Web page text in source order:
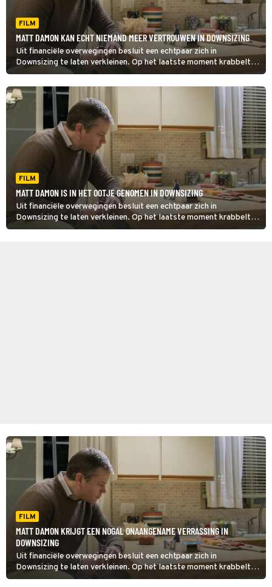
FILM
MATT DAMON KAN ECHT NIEMAND MEER VERTROUWEN IN DOWNSIZING
Uit financiële overwegingen besluit een echtpaar zich in
Downsizing te laten verkleinen. Op het laatste moment krabbelt
de vrouw terug.
FILM
MATT DAMON IS IN HET OOTJE GENOMEN IN DOWNSIZING
Uit financiële overwegingen besluit een echtpaar zich in
Downsizing te laten verkleinen. Op het laatste moment krabbelt
de vrouw terug.
FILM
MATT DAMON KRIJGT EEN NOGAL ONAANGENAME VERRASSING IN
DOWNSIZING
Uit financiële overwegingen besluit een echtpaar zich in
Downsizing te laten verkleinen. Op het laatste moment krabbelt
de vrouw terug.